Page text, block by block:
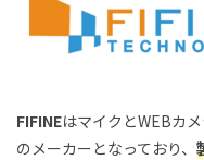
FIFINEはマイクとWEBカ
のメーカーとなっており、